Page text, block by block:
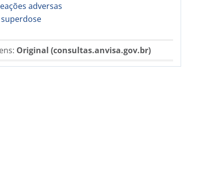
adversas
superdose
Original (consultas.anvisa.gov.br)